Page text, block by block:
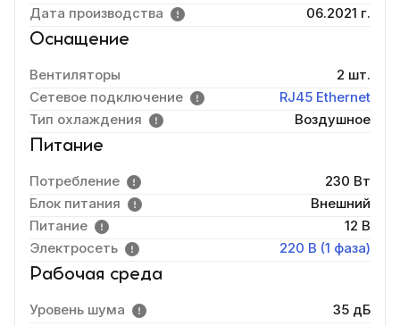
Дата производства
06.2021 г.
Оснащение
Вентиляторы
2 шт.
Сетевое подключение
RJ45 Ethernet
Тип охлаждения
Воздушное
Питание
Потребление
230 Вт
Блок питания
Внешний
Питание
12 В
Электросеть
220 В (1 фаза)
Рабочая среда
Уровень шума
35 дБ